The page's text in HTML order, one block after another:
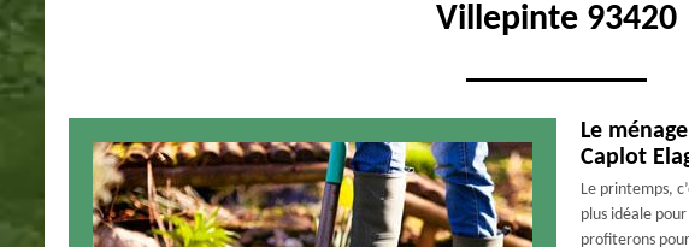
Villepinte 93420
Le
Caplot
Le printemps,
plus idéale
profiterons